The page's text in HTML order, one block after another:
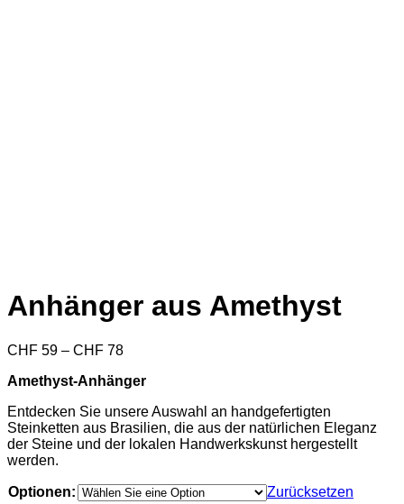
Anhänger aus Amethyst
CHF 59 – CHF 78Preisspanne:
bis
Amethyst-Anhänger
Entdecken Sie unsere Auswahl an handgefertigten
Steinketten aus Brasilien, die aus der natürlichen Eleganz
der Steine und der lokalen Handwerkskunst hergestellt
werden.
Optionen: Zurücksetzen